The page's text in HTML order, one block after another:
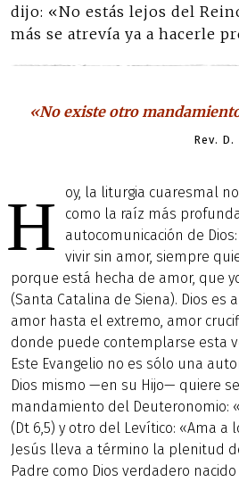
dijo: «No estás lejos del
más se atrevía ya a hacerle
«No existe otro
Rev.
H
oy, la liturgia cuaresmal
como la raíz más
autocomunicación de
vivir sin amor, siempre
porque está hecha de amor, que
(Santa Catalina de Siena). Dios es
amor hasta el extremo, amor
donde puede contemplarse esta
Este Evangelio no es sólo una
Dios mismo —en su Hijo— quiere
mandamiento del Deuteronomio:
(Dt 6,5) y otro del Levítico: «Ama a
Jesús lleva a término la plenitud
Padre como Dios verdadero